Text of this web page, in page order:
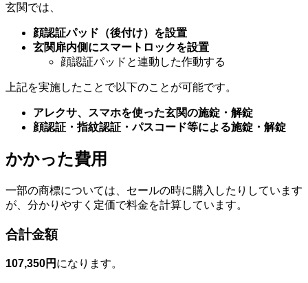
玄関では、
顔認証パッド（後付け）を設置
玄関扉内側にスマートロックを設置
顔認証パッドと連動した作動する
上記を実施したことで以下のことが可能です。
アレクサ、スマホを使った玄関の施錠・解錠
顔認証・指紋認証・パスコード等による施錠・解錠
かかった費用
一部の商標については、セールの時に購入したりしています
が、分かりやすく定価で料金を計算しています。
合計金額
107,350円 になります。